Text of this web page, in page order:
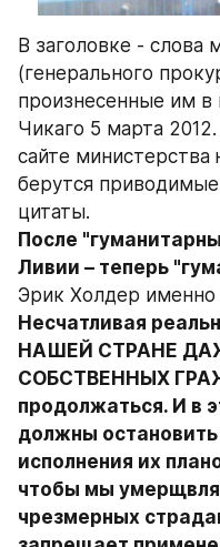
В заголовке - слова
(генерального
произнесенные им
Чикаго 5 марта
сайте
берутся
цитаты.
После
Ливии – теперь
Эрик Холдер именно
Несчатливая
НАШЕЙ СТРАНЕ
СОБСТВЕННЫХ
продолжаться. И в
должны
исполнения их
чтобы мы
чрезмерных